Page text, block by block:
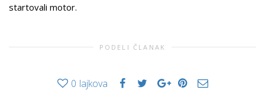
startovali motor.
PODELI ČLANAK
0 lajkova